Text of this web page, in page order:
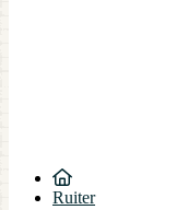
Ruiter